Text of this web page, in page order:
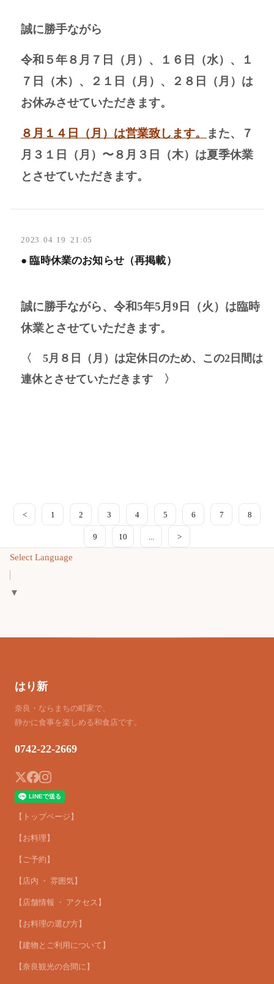
誠に勝手ながら
令和５年８月７日（月）、１６日（水）、１
７日（木）、２１日（月）、２８日（月）は
お休みさせていただきます。
８月１４日（月）は営業致します。
また、７
月３１日（月）〜８月３日（木）は夏季休業
とさせていただきます。
2023 . 04. 19 21:05
● 臨時休業のお知らせ（再掲載）
誠に勝手ながら、 令和5年5月9日（火）は臨時
休業とさせていただきます。
〈 5月８日（月）は定休日のため、この2日間は
連休とさせていただきます 〉
< 1 2 3 4 5 6 7 8
9 10 >
Select Language
▼
はり新
奈良・ならまちの町家で、
静かに食事を楽しめる和食店です。
0742-22-2669
【トップページ】
【お料理】
【ご予約】
【店内 ・ 雰囲気】
【店舗情報 ・ アクセス】
【お料理の選び方】
【建物とご利用について】
【奈良観光の合間に】